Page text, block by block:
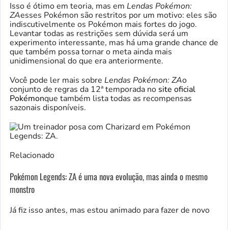
Isso é ótimo em teoria, mas em Lendas Pokémon:
ZAesses Pokémon são restritos por um motivo: eles são
indiscutivelmente os Pokémon mais fortes do jogo.
Levantar todas as restrições sem dúvida será um
experimento interessante, mas há uma grande chance de
que também possa tornar o meta ainda mais
unidimensional do que era anteriormente.
Você pode ler mais sobre Lendas Pokémon: ZAo
conjunto de regras da 12ª temporada no site oficial
Pokémonque também lista todas as recompensas
sazonais disponíveis.
Relacionado
Pokémon Legends: ZA é uma nova evolução, mas ainda o mesmo
monstro
Já fiz isso antes, mas estou animado para fazer de novo